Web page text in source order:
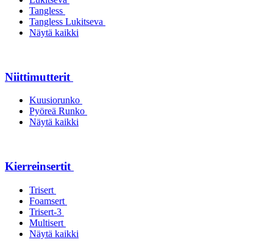
Tangless
Tangless Lukitseva
Näytä kaikki
Niittimutterit
Kuusiorunko
Pyöreä Runko
Näytä kaikki
Kierreinsertit
Trisert
Foamsert
Trisert-3
Multisert
Näytä kaikki